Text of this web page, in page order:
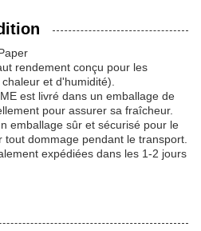
rendement conçu pour les
et d'humidité).
est livré dans un emballage de
pour assurer sa fraîcheur.
emballage sûr et sécurisé pour le
dommage pendant le transport.
expédiées dans les 1-2 jours